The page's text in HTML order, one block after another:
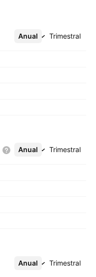
Anual Trimestral
Mais
Anual Trimestral
Mais
Anual Trimestral
Mais